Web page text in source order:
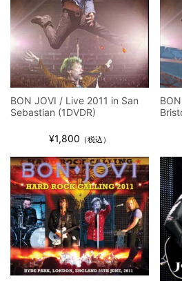
BON JOVI / Live 2011 in San
Sebastian (1DVDR)
¥1,800 （税込）